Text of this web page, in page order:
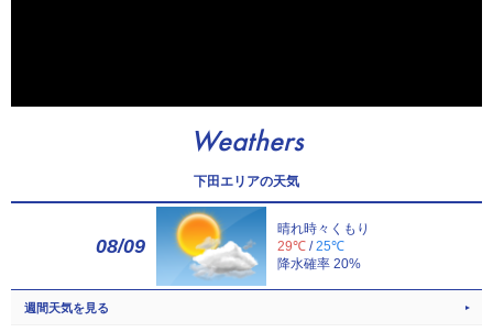
Weathers
下田エリアの天気
08/09
晴れ時々くもり
29℃ /25℃
降水確率 20%
週間天気を見る